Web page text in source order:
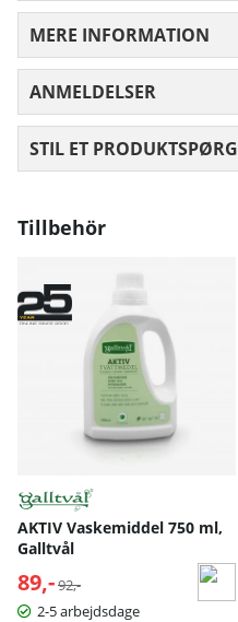
MERE INFORMATION
ANMELDELSER
STIL ET
Tillbehör
AKTIV Vaskemiddel 750 ml,
Galltvål
89,- Normalpris:
92,-
2-5 arbejdsdage